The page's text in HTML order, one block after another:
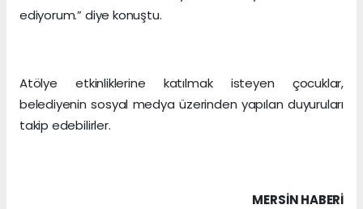
ediyorum.” diye konuştu.
Atölye etkinliklerine katılmak isteyen çocuklar,
belediyenin sosyal medya üzerinden yapılan duyuruları
takip edebilirler.
MERSIN HABERİ